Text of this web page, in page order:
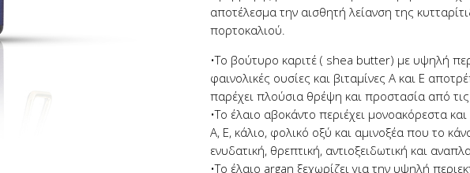
αποτέλεσμα την αισθητή λείανση της
πορτοκαλιού.
•Το βούτυρο καριτέ ( shea butter) με υψηλή
φαινολικές ουσίες και βιταμίνες Α και Ε
παρέχει πλούσια θρέψη και προστασία από τις
•Το έλαιο αβοκάντο περιέχει μονοακόρεστα
Α, Ε, κάλιο, φολικό οξύ και αμινοξέα που το
ενυδατική, θρεπτική, αντιοξειδωτική και
•Το έλαιο argan ξεχωρίζει για την υψηλή